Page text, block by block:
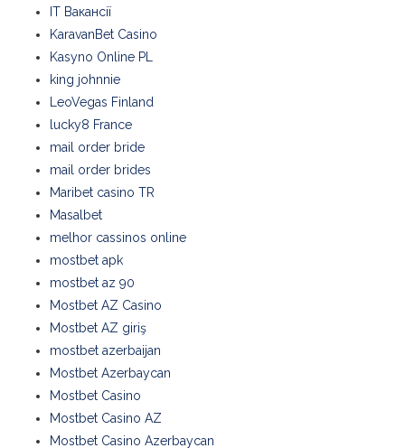
IT Вакансії
KaravanBet Casino
Kasyno Online PL
king johnnie
LeoVegas Finland
lucky8 France
mail order bride
mail order brides
Maribet casino TR
Masalbet
melhor cassinos online
mostbet apk
mostbet az 90
Mostbet AZ Casino
Mostbet AZ giriş
mostbet azerbaijan
Mostbet Azerbaycan
Mostbet Casino
Mostbet Casino AZ
Mostbet Casino Azerbaycan